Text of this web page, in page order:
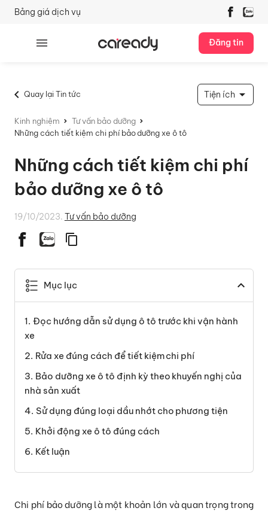
Bảng giá dịch vụ
Đăng tin
Quay lại Tin tức Tiện ích
Kinh nghiệm
Tư vấn bảo dưỡng
Những cách tiết kiệm chi phí bảo dưỡng xe ô tô
Những cách tiết kiệm chi phí
bảo dưỡng xe ô tô
19/10/2023. Tư vấn bảo dưỡng
Mục lục
Đọc hướng dẫn sử dụng ô tô trước khi vận hành
xe
Rửa xe đúng cách để tiết kiệm chi phí
Bảo dưỡng xe ô tô định kỳ theo khuyến nghị của
nhà sản xuất
Sử dụng đúng loại dầu nhớt cho phương tiện
Khởi động xe ô tô đúng cách
Kết luận
Chi phí bảo dưỡng là một khoản lớn và quan trọng trong